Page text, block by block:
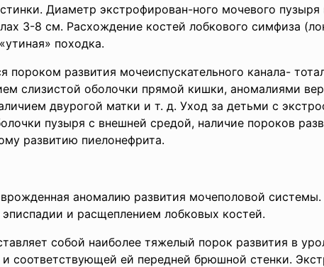
Диаметр экстрофирован-ного мочевого
3-8 см. Расхождение костей лобкового симфиза
походка.
пороком развития моче­испускательного канала-
слизистой оболочки прямой кишки, аномалиями
двурогой матки и т. д. Уход за детьми с
пузыря с внешней средой, наличие пороков
развитию пиелонефрита.
аномалию развития мочеполовой системы.
и расщеплением лобковых костей.
собой наиболее тяжелый порок развития в
соответствующей ей передней брюшной стенки.